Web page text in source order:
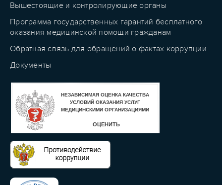
Вышестоящие и контролирующие органы
Программа государственных гарантий бесплатного
оказания медицинской помощи гражданам
Обратная связь для обращений о фактах коррупции
Документы